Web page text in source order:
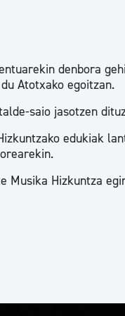
denbora
Atotxako egoitzan.
saio jasotzen
edukiak
Musika Hizkuntza